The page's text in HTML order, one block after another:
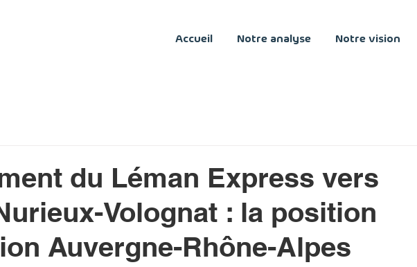
Accueil Notre analyse Notre vision
du Léman Express vers
Volognat : la position
Auvergne-Rhône-Alpes